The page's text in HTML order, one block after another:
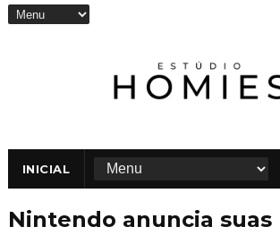
INICIAL
Nintendo anuncia suas